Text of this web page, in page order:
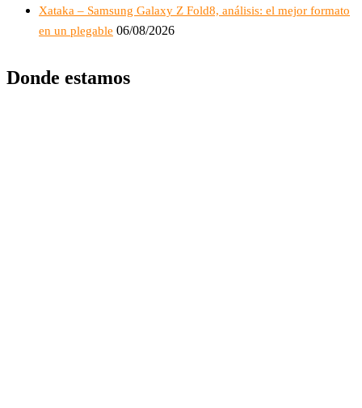
Xataka – Samsung Galaxy Z Fold8, análisis: el mejor formato
en un plegable 06/08/2026
Donde estamos